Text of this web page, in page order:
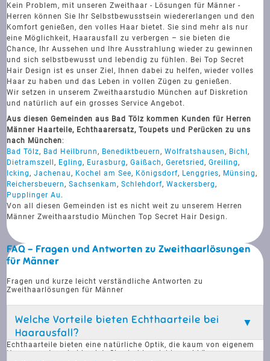
Kein Problem, mit unseren Zweithaar - Lösungen für Männer -
Herren können Sie Ihr Selbstbewusstsein wiedererlangen und den
Komfort genießen, den volles Haar bietet. Sie sind mehr als nur
eine Möglichkeit, Haarausfall zu verbergen – sie bieten die
Chance, Ihr Aussehen und Ihre Ausstrahlung wieder zu gewinnen
und sich selbstbewusst und lebendig zu fühlen. Bei Top Secret
Hair Design ist es unser Ziel, Ihnen dabei zu helfen, wieder volles
Haar zu haben und das Leben in vollen Zügen zu genießen.
Wir setzen in unserem Zweithaarstudio München auf Diskretion
und natürlich auf ein grosses Service Angebot.
Aus diesen Gemeinden aus Bad Tölz kommen Kunden für Herren
Männer Haarteile, Echthaarersatz, Toupets und Perücken zu uns
nach München:
Bad Tölz, Bad Heilbrunn, Benediktbeuern,Wolfratshausen, Bichl,
Dietramszell, Egling, Eurasburg,Gaißach,Geretsried,Greiling,
Icking,Jachenau, Kochel am See, Königsdorf, Lenggries, Münsing,
Reichersbeuern,Sachsenkam,Schlehdorf,Wackersberg,
Pupplinger Au .
Von all diesen Gemeinden ist es nicht weit zu unserem Herren
Männer Zweithaarstudio München Top Secret Hair Design.
FAQ - Fragen und Antworten zu Zweithaarlösungen
für Männer
Fragen und kurze leicht verständliche Antworten zu
Zweithaarlösungen für Männer
Welche Vorteile bieten Echthaarteile bei
Haarausfall?
Echthaarteile bieten eine natürliche Optik, die kaum von eigenem
Haar zu unterscheiden ist. Sie sind langlebig und können